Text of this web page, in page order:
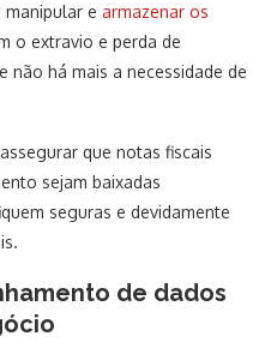
e armazenar os
o extravio e perda de
não há mais a necessidade de
que notas fiscais
sejam baixadas
seguras e devidamente
de dados